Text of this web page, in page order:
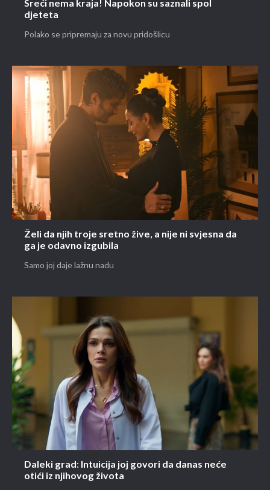
Sreći nema kraja! Napokon su saznali spol
djeteta
Polako se pripremaju za novu pridošlicu
Želi da njih troje sretno žive, a nije ni svjesna da
ga je odavno izgubila
Samo joj daje lažnu nadu
Daleki grad: Intuicija joj govori da danas neće
otići iz njihovog života